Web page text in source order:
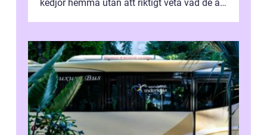
kedjor hemma utan att riktigt veta vad de är